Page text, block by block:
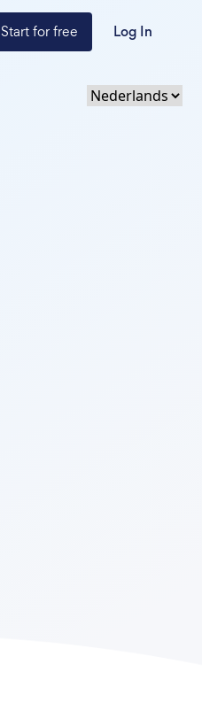
Start for free Log In